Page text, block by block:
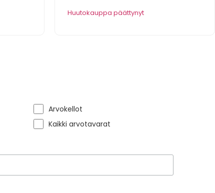
Huutokauppa päättynyt
Arvokellot
Kaikki arvotavarat